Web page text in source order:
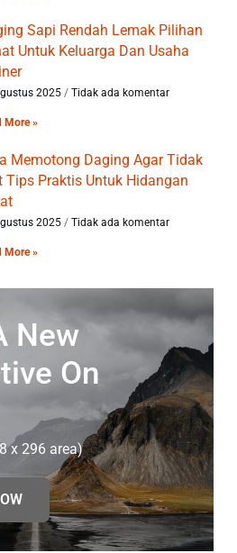
Sapi Rendah Lemak Pilihan
Untuk Keluarga Dan Usaha
2025 Tidak ada komentar
More »
Memotong Daging Agar Tidak
Tips Praktis Untuk Hidangan
2025 Tidak ada komentar
More »
New
On
x 296 area)